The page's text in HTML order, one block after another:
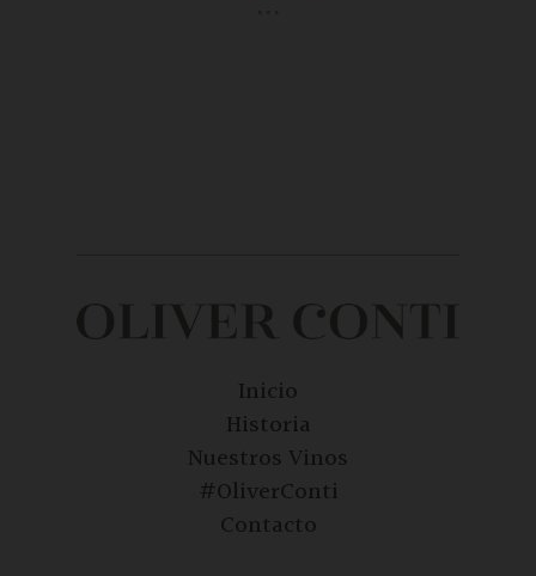
Inicio
Historia
Nuestros Vinos
#OliverConti
Contacto